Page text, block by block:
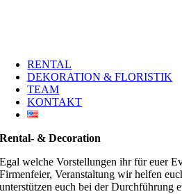
RENTAL
DEKORATION & FLORISTIK
TEAM
KONTAKT
Rental- & Decoration
Egal welche Vorstellungen ihr für euer
Firmenfeier, Veranstaltung wir helfen
unterstützen euch bei der Durchführung